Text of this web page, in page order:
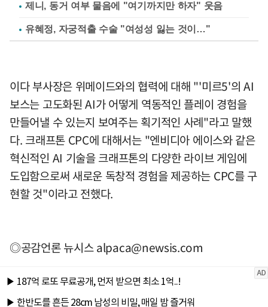
제니, 동거 여부 물음에 "여기까지만 하자" 웃음
유혜정, 자궁적출 수술 "여성성 잃는 것이…"
이다 부사장은 위메이드와의 협력에 대해 "'미르5'의 AI
보스는 고도화된 AI가 어떻게 역동적인 플레이 경험을
만들어낼 수 있는지 보여주는 획기적인 사례"라고 말했
다. 크래프톤 CPC에 대해서는 "엔비디아 에이스와 같은
혁신적인 AI 기술을 크래프톤의 다양한 라이브 게임에
도입함으로써 새로운 독창적 경험을 제공하는 CPC를 구
현할 것"이라고 전했다.
◎공감언론 뉴시스alpaca@newsis.com